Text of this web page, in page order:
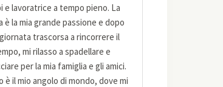
e lavoratrice a tempo pieno. La
è la mia grande passione e dopo
trascorsa a rincorrere il
mi rilasso a spadellare e
per la mia famiglia e gli amici.
è il mio angolo di mondo, dove mi